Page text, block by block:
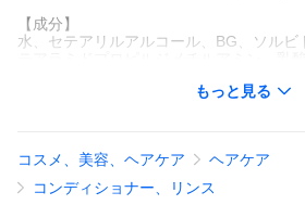
【成分】
水、セテアリルアルコール、BG、ソルビ
ン、バリン、プロリン、トレオニン、イ
【容量】
370ml 詰替用
もっと見る
コスメ、美容、ヘアケア
ヘアケア
コンディショナー、リンス